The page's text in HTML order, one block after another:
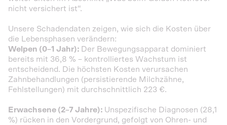
nicht versichert ist“.
Unsere Schadendaten zeigen, wie sich die Kosten über
die Lebensphasen verändern:
Welpen (0–1 Jahr): Der Bewegungsapparat dominiert
bereits mit 36,8 % – kontrolliertes Wachstum ist
entscheidend. Die höchsten Kosten verursachen
Zahnbehandlungen (persistierende Milchzähne,
Fehlstellungen) mit durchschnittlich 223 €.
Erwachsene (2–7 Jahre): Unspezifische Diagnosen (28,1
%) rücken in den Vordergrund, gefolgt von Ohren- und